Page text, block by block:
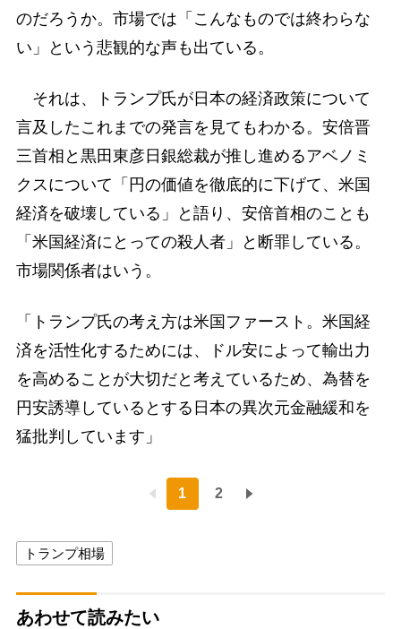
のだろうか。市場では「こんなものでは終わらな
い」という悲観的な声も出ている。
それは、トランプ氏が日本の経済政策について
言及したこれまでの発言を見てもわかる。安倍晋
三首相と黒田東彦日銀総裁が推し進めるアベノミ
クスについて「円の価値を徹底的に下げて、米国
経済を破壊している」と語り、安倍首相のことも
「米国経済にとっての殺人者」と断罪している。
市場関係者はいう。
「トランプ氏の考え方は米国ファースト。米国経
済を活性化するためには、ドル安によって輸出力
を高めることが大切だと考えているため、為替を
円安誘導しているとする日本の異次元金融緩和を
猛批判しています」
1 2
トランプ相場
あわせて読みたい